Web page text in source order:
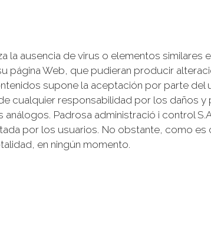
la ausencia de virus o elementos
página Web, que pudieran producir
supone la aceptación por parte
cualquier responsabilidad por los daños
Padrosa administració i control
por los usuarios. No obstante, como
en ningún momento.